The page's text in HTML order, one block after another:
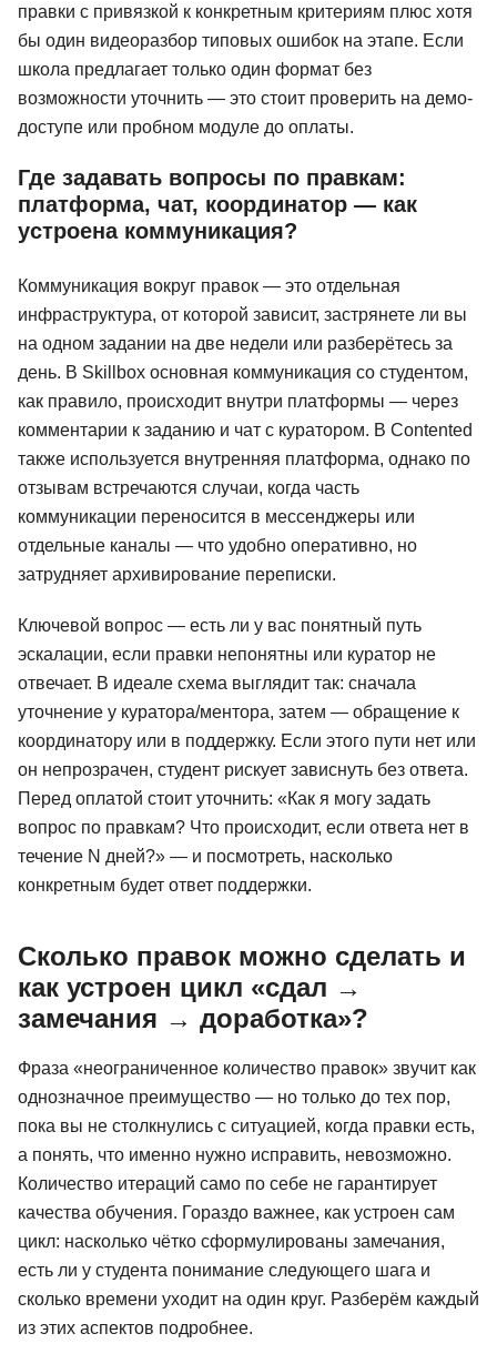
правки с привязкой к конкретным критериям плюс хотя
бы один видеоразбор типовых ошибок на этапе. Если
школа предлагает только один формат без
возможности уточнить — это стоит проверить на демо-
доступе или пробном модуле до оплаты.
Где задавать вопросы по правкам:
платформа, чат, координатор — как
устроена коммуникация?
Коммуникация вокруг правок — это отдельная
инфраструктура, от которой зависит, застрянете ли вы
на одном задании на две недели или разберётесь за
день. В Skillbox основная коммуникация со студентом,
как правило, происходит внутри платформы — через
комментарии к заданию и чат с куратором. В Contented
также используется внутренняя платформа, однако по
отзывам встречаются случаи, когда часть
коммуникации переносится в мессенджеры или
отдельные каналы — что удобно оперативно, но
затрудняет архивирование переписки.
Ключевой вопрос — есть ли у вас понятный путь
эскалации, если правки непонятны или куратор не
отвечает. В идеале схема выглядит так: сначала
уточнение у куратора/ментора, затем — обращение к
координатору или в поддержку. Если этого пути нет или
он непрозрачен, студент рискует зависнуть без ответа.
Перед оплатой стоит уточнить: «Как я могу задать
вопрос по правкам? Что происходит, если ответа нет в
течение N дней?» — и посмотреть, насколько
конкретным будет ответ поддержки.
Сколько правок можно сделать и
как устроен цикл «сдал →
замечания → доработка»?
Фраза «неограниченное количество правок» звучит как
однозначное преимущество — но только до тех пор,
пока вы не столкнулись с ситуацией, когда правки есть,
а понять, что именно нужно исправить, невозможно.
Количество итераций само по себе не гарантирует
качества обучения. Гораздо важнее, как устроен сам
цикл: насколько чётко сформулированы замечания,
есть ли у студента понимание следующего шага и
сколько времени уходит на один круг. Разберём каждый
из этих аспектов подробнее.